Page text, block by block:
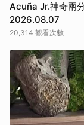
Acuña Jr.神奇兩
2026.08.07
20,314 觀看次數